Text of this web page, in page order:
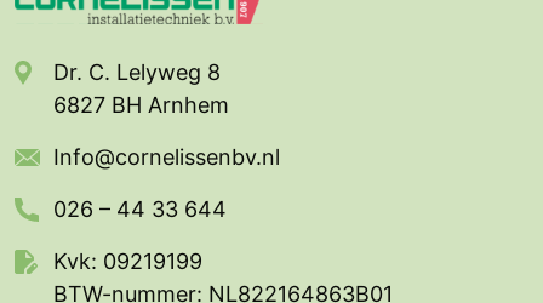
Dr. C. Lelyweg 8
6827 BH Arnhem
Info@cornelissenbv.nl
026 – 44 33 644
Kvk: 09219199
BTW-nummer: NL822164863B01